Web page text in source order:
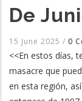
De
15 June 2025 / 0
<<En estos días,
masacre que
en esta región,